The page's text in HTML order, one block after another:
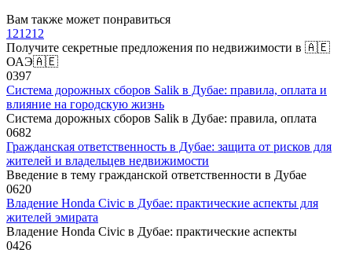
Вам также может понравиться
121212
Получите секретные предложения по недвижимости в 🇦🇪
ОАЭ🇦🇪
0397
Система дорожных сборов Salik в Дубае: правила, оплата и
влияние на городскую жизнь
Система дорожных сборов Salik в Дубае: правила, оплата
0682
Гражданская ответственность в Дубае: защита от рисков для
жителей и владельцев недвижимости
Введение в тему гражданской ответственности в Дубае
0620
Владение Honda Civic в Дубае: практические аспекты для
жителей эмирата
Владение Honda Civic в Дубае: практические аспекты
0426